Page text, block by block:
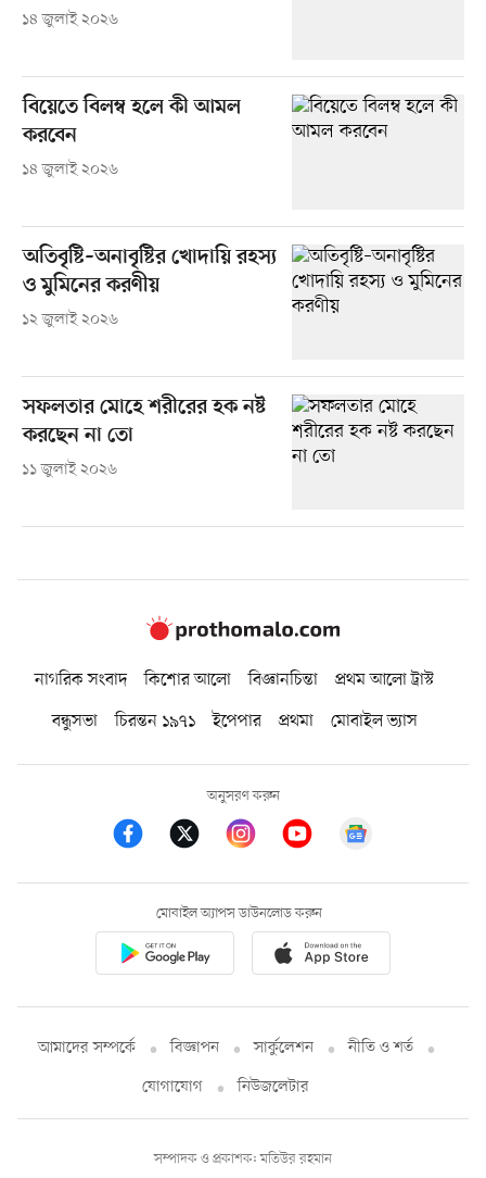
১৪ জুলাই ২০২৬
বিয়েতে বিলম্ব হলে কী আমল
করবেন
১৪ জুলাই ২০২৬
অতিবৃষ্টি–অনাবৃষ্টির খোদায়ি রহস্য
ও মুমিনের করণীয়
১২ জুলাই ২০২৬
সফলতার মোহে শরীরের হক নষ্ট
করছেন না তো
১১ জুলাই ২০২৬
নাগরিক সংবাদ কিশোর আলো বিজ্ঞানচিন্তা
প্রথম আলো ট্রাস্ট
বন্ধুসভা
চিরন্তন ১৯৭১ ইপেপার প্রথমা মোবাইল ভ্যাস
অনুসরণ করুন
মোবাইল অ্যাপস ডাউনলোড করুন
আমাদের সম্পর্কে বিজ্ঞাপন সার্কুলেশন
নীতি ও শর্ত
যোগাযোগ
নিউজলেটার
সম্পাদক ও প্রকাশক: মতিউর রহমান